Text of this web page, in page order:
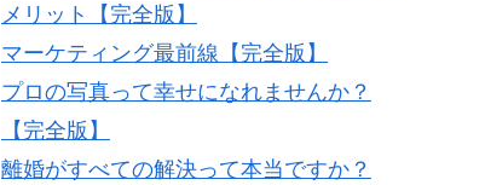
メリット【完全版】
マーケティング最前線【完全版】
プロの写真って幸せになれませんか？
【完全版】
離婚がすべての解決って本当ですか？